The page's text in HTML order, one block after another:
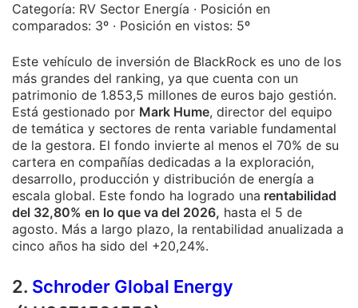
Categoría: RV Sector Energía · Posición en
comparados: 3º · Posición en vistos: 5º
Este vehículo de inversión de BlackRock es uno de los
más grandes del ranking, ya que cuenta con un
patrimonio de 1.853,5 millones de euros bajo gestión.
Está gestionado por Mark Hume, director del equipo
de temática y sectores de renta variable fundamental
de la gestora. El fondo invierte al menos el 70% de su
cartera en compañías dedicadas a la exploración,
desarrollo, producción y distribución de energía a
escala global. Este fondo ha logrado una rentabilidad
del 32,80% en lo que va del 2026, hasta el 5 de
agosto. Más a largo plazo, la rentabilidad anualizada a
cinco años ha sido del +20,24%.
2. Schroder Global Energy